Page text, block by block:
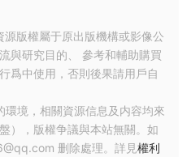
版權屬于原出版機構或影像公
與研究目的、 參考和輔助購買
爲中使用，否則後果請用戶自
境，相關資源信息及内容均來
），版權争議與本站無關。如
删除處理。詳見權利